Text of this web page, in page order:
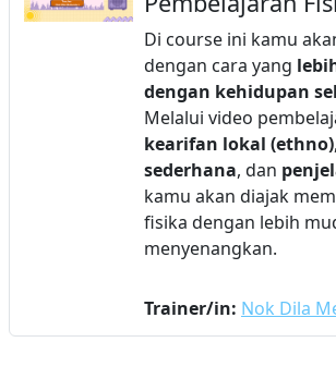
Di course ini kamu
dengan cara yang
dengan kehidupan
Melalui video
kearifan lokal (ethno),
sederhana, dan
kamu akan diajak
fisika dengan lebih
menyenangkan.
Trainer/in: Nok Dila